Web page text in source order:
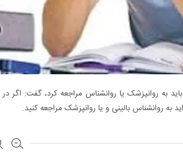
به روانپزشک یا روانشناس مراجعه کرد، گفت: اگر
به روانشناس بالینی و یا روانپزشک مراجعه کنید.